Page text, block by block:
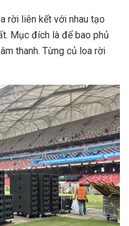
rời liên kết với nhau tạo
Mục đích là để bao phủ
thanh. Từng củ loa rời